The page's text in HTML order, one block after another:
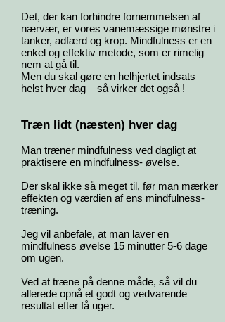
Det, der kan forhindre fornemmelsen af
nærvær, er vores vanemæssige mønstre i
tanker, adfærd og krop. Mindfulness er en
enkel og effektiv metode, som er rimelig
nem at gå til.
Men du skal gøre en helhjertet indsats
helst hver dag – så virker det også !
Træn lidt (næsten) hver dag
Man træner mindfulness ved dagligt at
praktisere en mindfulness- øvelse.
Der skal ikke så meget til, før man mærker
effekten og værdien af ens mindfulness-
træning.
Jeg vil anbefale, at man laver en
mindfulness øvelse 15 minutter 5-6 dage
om ugen.
Ved at træne på denne måde, så vil du
allerede opnå et godt og vedvarende
resultat efter få uger.